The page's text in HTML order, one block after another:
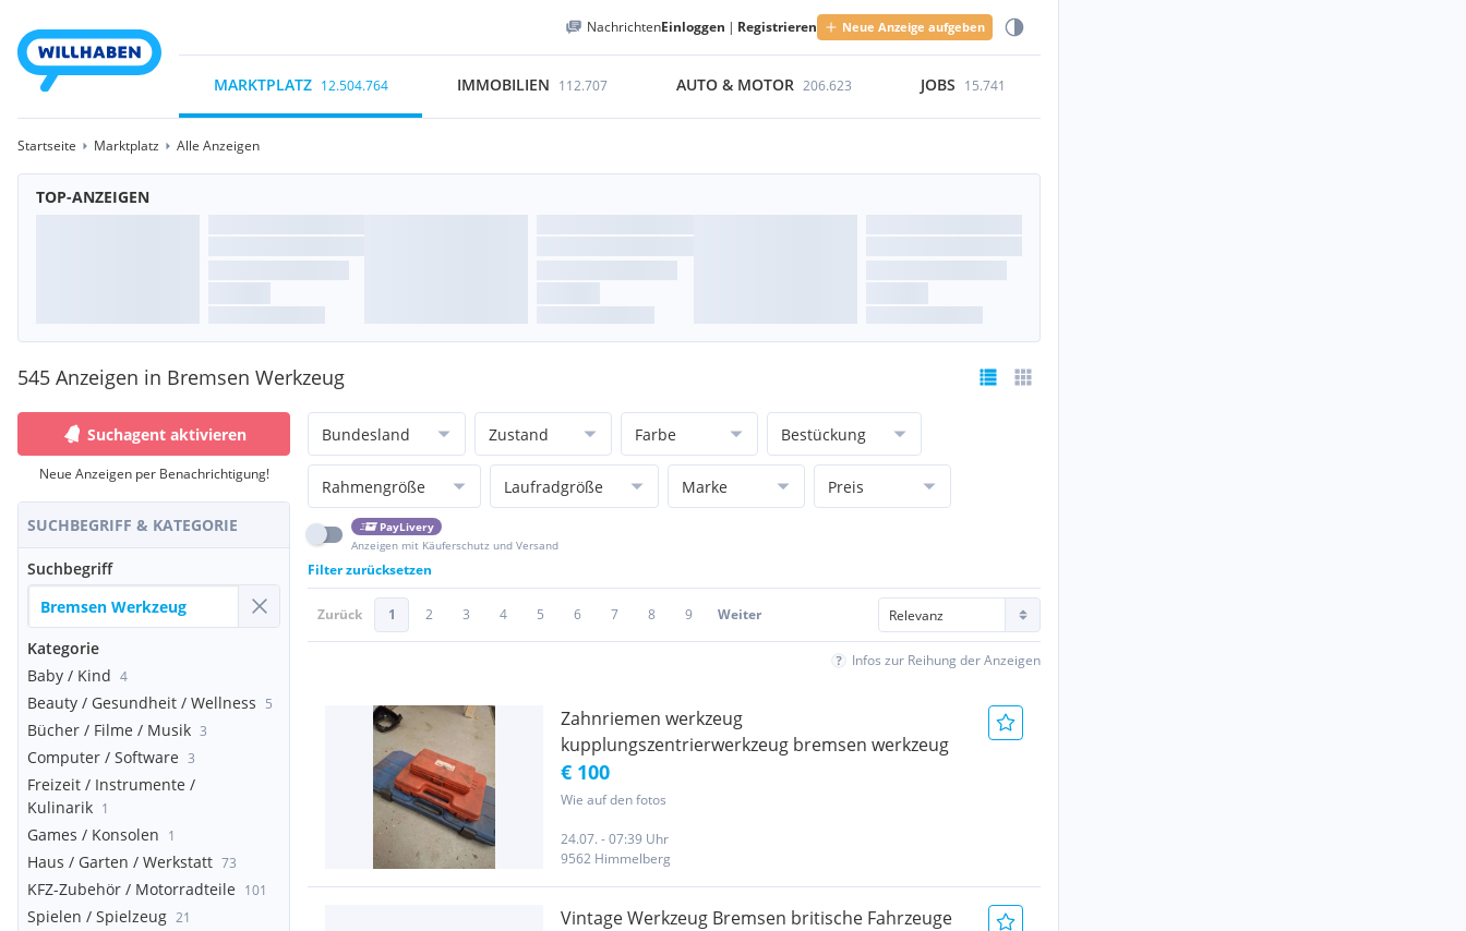
NachrichtenEinloggen | Registrieren Neue Anzeige aufgeben
MARKTPLATZ 12.504.764 IMMOBILIEN 112.707 AUTO & MOTOR 206.623 JOBS 15.741
Startseite Marktplatz Alle Anzeigen
TOP-ANZEIGEN
545 Anzeigen in Bremsen Werkzeug
Suchagent aktivieren
Neue Anzeigen per Benachrichtigung!
SUCHBEGRIFF & KATEGORIE
Suchbegriff
Kategorie
Baby / Kind 4
Beauty / Gesundheit / Wellness 5
Bücher / Filme / Musik 3
Computer / Software 3
Freizeit / Instrumente /
Kulinarik 1
Games / Konsolen 1
Haus / Garten / Werkstatt 73
KFZ-Zubehör / Motorradteile 101
Spielen / Spielzeug 21
Bundesland Zustand Farbe Bestückung
Rahmengröße Laufradgröße Marke Preis
PayLivery
Anzeigen mit Käuferschutz und Versand
Filter zurücksetzen
Zurück 1 2 3 4 5 6 7 8 9 Weiter
Infos zur Reihung der Anzeigen
Zahnriemen werkzeug
kupplungszentrierwerkzeug bremsen werkzeug
€ 100
Wie auf den fotos
24.07. - 07:39 Uhr
9562 Himmelberg
Vintage Werkzeug Bremsen britische Fahrzeuge